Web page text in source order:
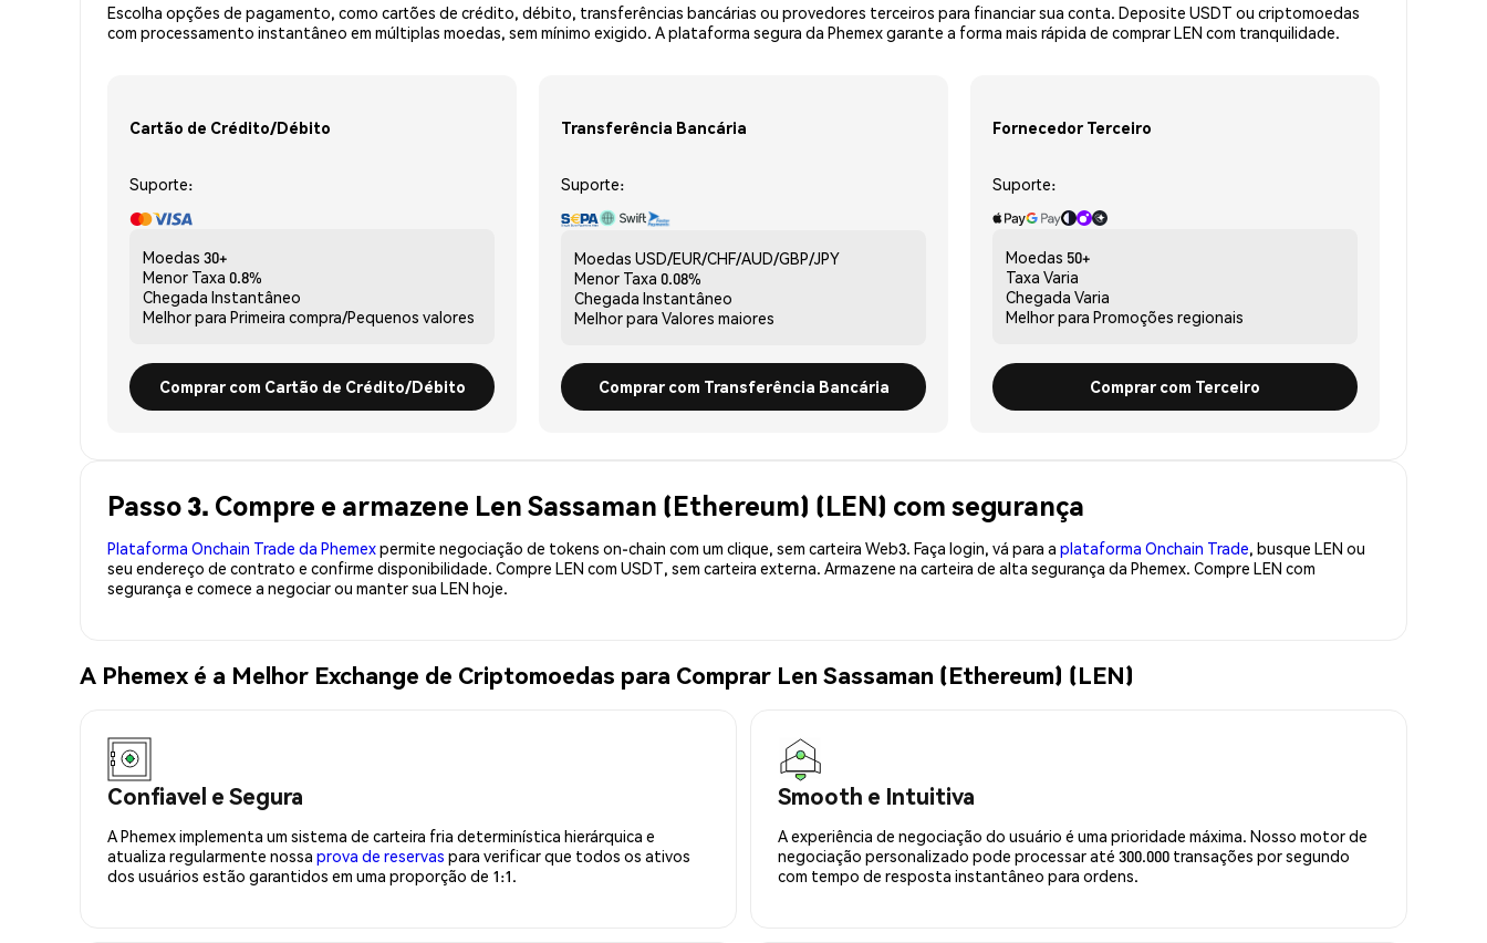
Escolha opções de pagamento, como cartões de crédito, débito, transferências bancárias ou provedores terceiros para financiar sua conta. Deposite USDT ou criptomoedas
com processamento instantâneo em múltiplas moedas, sem mínimo exigido. A plataforma segura da Phemex garante a forma mais rápida de comprar LEN com tranquilidade.
Cartão de Crédito/Débito
Suporte:
Moedas 30+
Menor Taxa 0.8%
Chegada Instantâneo
Melhor para Primeira compra/Pequenos valores
Comprar com Cartão de Crédito/Débito
Transferência Bancária
Suporte:
Moedas USD/EUR/CHF/AUD/GBP/JPY
Menor Taxa 0.08%
Chegada Instantâneo
Melhor para Valores maiores
Comprar com Transferência Bancária
Fornecedor Terceiro
Suporte:
Moedas 50+
Taxa Varia
Chegada Varia
Melhor para Promoções regionais
Comprar com Terceiro
Passo 3. Compre e armazene Len Sassaman (Ethereum) (LEN) com segurança
Plataforma Onchain Trade da Phemexpermite negociação de tokens on-chain com um clique, sem carteira Web3. Faça login, vá para a plataforma Onchain Trade, busque LEN ou
seu endereço de contrato e confirme disponibilidade. Compre LEN com USDT, sem carteira externa. Armazene na carteira de alta segurança da Phemex. Compre LEN com
segurança e comece a negociar ou manter sua LEN hoje.
A Phemex é a Melhor Exchange de Criptomoedas para Comprar Len Sassaman (Ethereum) (LEN)
Confiavel e Segura
A Phemex implementa um sistema de carteira fria determinística hierárquica e
atualiza regularmente nossa prova de reservas para verificar que todos os ativos
dos usuários estão garantidos em uma proporção de 1:1.
Smooth e Intuitiva
A experiência de negociação do usuário é uma prioridade máxima. Nosso motor de
negociação personalizado pode processar até 300.000 transações por segundo
com tempo de resposta instantâneo para ordens.